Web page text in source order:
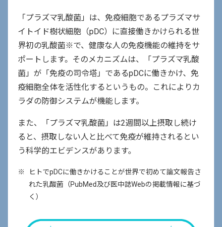
「プラズマ乳酸菌」は、免疫細胞であるプラズマサ
イトイド樹状細胞（pDC）に直接働きかけられる世
界初の乳酸菌※で、健康な人の免疫機能の維持をサ
ポートします。そのメカニズムは、「プラズマ乳酸
菌」が「免疫の司令塔」であるpDCに働きかけ、免
疫細胞全体を活性化するというもの。これによりカ
ラダの防御システムが機能します。
また、「プラズマ乳酸菌」は2週間以上摂取し続け
ると、摂取しない人と比べて免疫が維持されるとい
う科学的エビデンスがあります。
※
ヒトでpDCに働きかけることが世界で初めて論文報告さ
れた乳酸菌（PubMed及び医中誌Webの掲載情報に基づ
く）